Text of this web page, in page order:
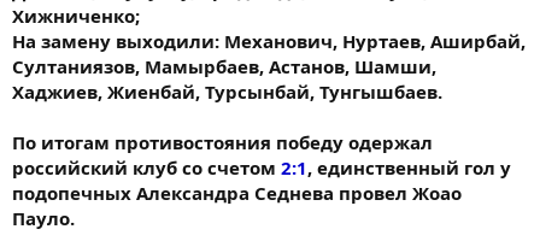
Хижниченко;
На замену выходили: Механович, Нуртаев, Аширбай,
Султаниязов, Мамырбаев, Астанов, Шамши,
Хаджиев, Жиенбай, Турсынбай, Тунгышбаев.
По итогам противостояния победу одержал
российский клуб со счетом 2:1, единственный гол у
подопечных Александра Седнева провел Жоао
Пауло.